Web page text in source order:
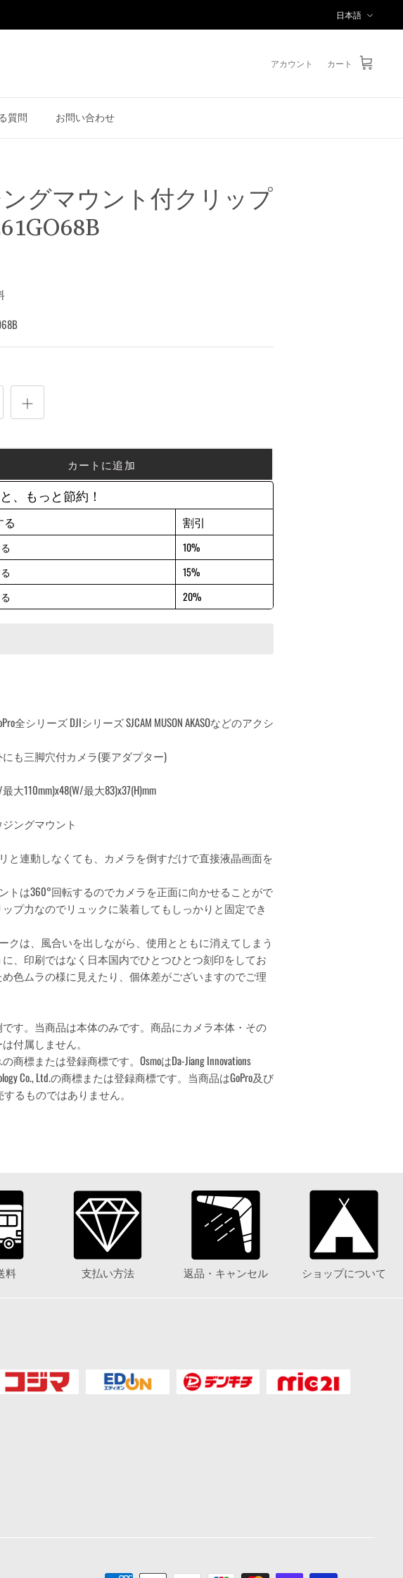
語
日本語
アカウント カート
質問 お問い合わせ
グマウント付クリップ
カートに追加
、もっと節約！
る 割引
10%
15%
20%
全シリーズ DJIシリーズ SJCAM MUSON AKASOなどのアクシ
も三脚穴付カメラ(要アダプター)
大110mm)x48(W/最大83)x37(H)mm
ジングマウント
と連動しなくても、カメラを倒すだけで直接液晶画面を
トは360°回転するのでカメラを正面に向かせることがで
プ力なのでリュックに装着してもしっかりと固定でき
クは、風合いを出しながら、使用とともに消えてしまう
、印刷ではなく日本国内でひとつひとつ刻印をしてお
め色ムラの様に見えたり、個体差がございますのでご理
す。 当商品は本体のみです。商品にカメラ本体・その
付属しません。
の商標または登録商標です。OsmoはDa-Jiang Innovations
Co., Ltd.の商標または登録商標です。当商品はGoPro及び
るものではありません。
料 支払い方法 返品・キャンセル ショップについて